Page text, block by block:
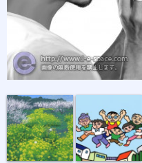
例解小学 漢... 監視システム